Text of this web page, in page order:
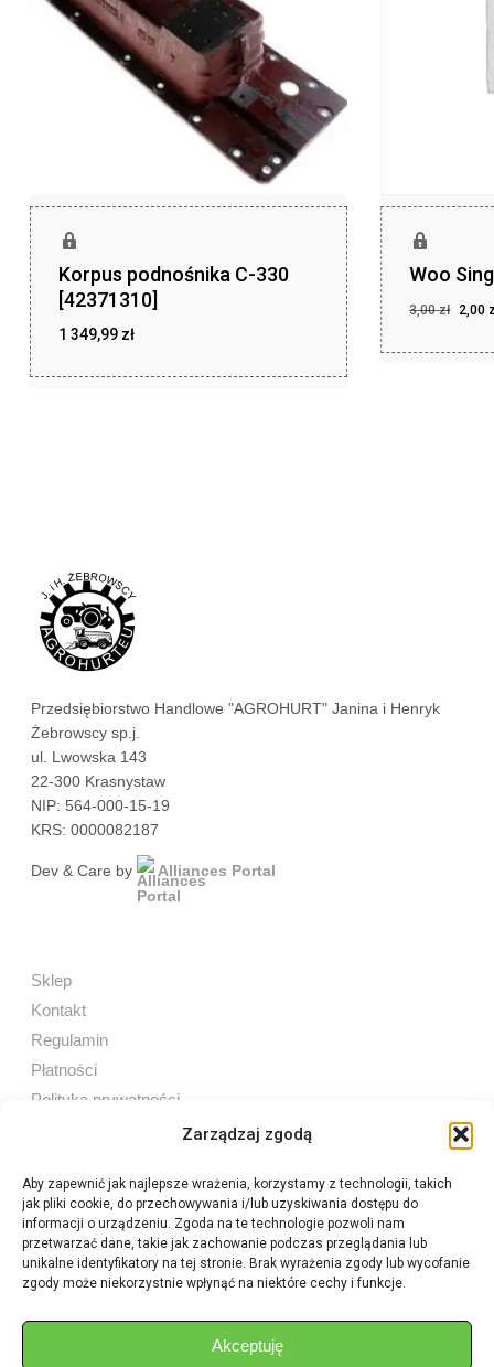
Zarządzaj zgodą
Aby zapewnić jak najlepsze wrażenia, korzystamy z technologii, takich
jak pliki cookie, do przechowywania i/lub uzyskiwania dostępu do
informacji o urządzeniu. Zgoda na te technologie pozwoli nam
przetwarzać dane, takie jak zachowanie podczas przeglądania lub
unikalne identyfikatory na tej stronie. Brak wyrażenia zgody lub wycofanie
zgody może niekorzystnie wpłynąć na niektóre cechy i funkcje.
Akceptuję
Korpus podnośnika C-330
[42371310]
1 349,99 zł
Woo
3,00zł 2,00
cena cena
Przedsiębiorstwo Handlowe "AGROHURT" Janina i Henryk
Żebrowscy sp.j.
ul. Lwowska 143
22-300 Krasnystaw
NIP: 564-000-15-19
KRS: 0000082187
Dev & Care by Alliances Portal
Sklep
Kontakt
Regulamin
Płatności
Polityka prywatności
Sprzedaż internetowa
Tel:605 603 753
Sprzedaż detaliczna
aukcje.agrohurt@gmail.com